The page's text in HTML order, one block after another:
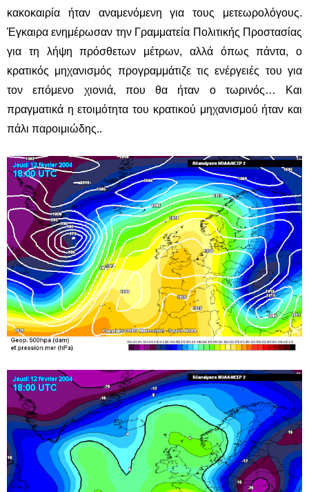
κακοκαιρία ήταν αναμενόμενη για τους μετεωρολόγους.
Έγκαιρα ενημέρωσαν την Γραμματεία Πολιτικής Προστασίας
για τη λήψη πρόσθετων μέτρων, αλλά όπως πάντα, ο
κρατικός μηχανισμός προγραμμάτιζε τις ενέργειές του για
τον επόμενο χιονιά, που θα ήταν ο τωρινός… Και
πραγματικά η ετοιμότητα του κρατικού μηχανισμού ήταν και
πάλι παροιμιώδης..